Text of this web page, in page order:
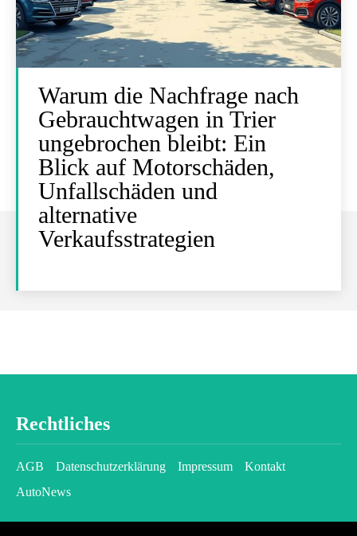
Warum die Nachfrage nach
Gebrauchtwagen in Trier
ungebrochen bleibt: Ein
Blick auf Motorschäden,
Unfallschäden und
alternative
Verkaufsstrategien
Rechtliches
AGB Datenschutzerklärung Impressum
Kontakt
AutoNews